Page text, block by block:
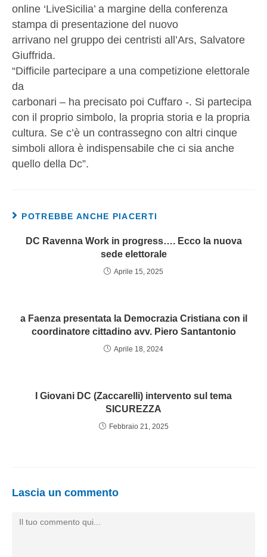
online ‘LiveSicilia’ a margine della conferenza
stampa di presentazione del nuovo
arrivano nel gruppo dei centristi all’Ars, Salvatore
Giuffrida.
“Difficile partecipare a una competizione elettorale
da
carbonari – ha precisato poi Cuffaro -. Si partecipa
con il proprio simbolo, la propria storia e la propria
cultura. Se c’è un contrassegno con altri cinque
simboli allora è indispensabile che ci sia anche
quello della Dc”.
POTREBBE ANCHE PIACERTI
DC Ravenna Work in progress…. Ecco la nuova
sede elettorale
Aprile 15, 2025
a Faenza presentata la Democrazia Cristiana con il
coordinatore cittadino avv. Piero Santantonio
Aprile 18, 2024
I Giovani DC (Zaccarelli) intervento sul tema
SICUREZZA
Febbraio 21, 2025
Lascia un commento